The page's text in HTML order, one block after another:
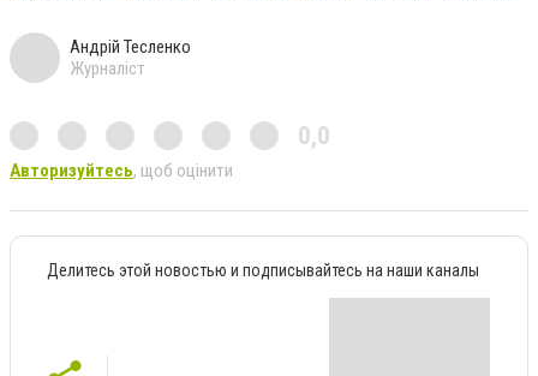
Андрій Тесленко
Журналіст
0,0
Авторизуйтесь, щоб оцінити
Делитесь этой новостью и подписывайтесь на наши каналы